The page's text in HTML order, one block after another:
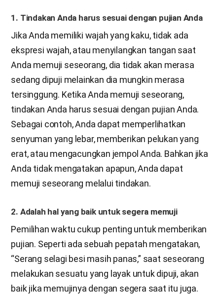
1. Tindakan Anda harus sesuai dengan pujian Anda
Jika Anda memiliki wajah yang kaku, tidak ada
ekspresi wajah, atau menyilangkan tangan saat
Anda memuji seseorang, dia tidak akan merasa
sedang dipuji melainkan dia mungkin merasa
tersinggung. Ketika Anda memuji seseorang,
tindakan Anda harus sesuai dengan pujian Anda.
Sebagai contoh, Anda dapat memperlihatkan
senyuman yang lebar, memberikan pelukan yang
erat, atau mengacungkan jempol Anda. Bahkan jika
Anda tidak mengatakan apapun, Anda dapat
memuji seseorang melalui tindakan.
2. Adalah hal yang baik untuk segera memuji
Pemilihan waktu cukup penting untuk memberikan
pujian. Seperti ada sebuah pepatah mengatakan,
“Serang selagi besi masih panas,” saat seseorang
melakukan sesuatu yang layak untuk dipuji, akan
baik jika memujinya dengan segera saat itu juga.